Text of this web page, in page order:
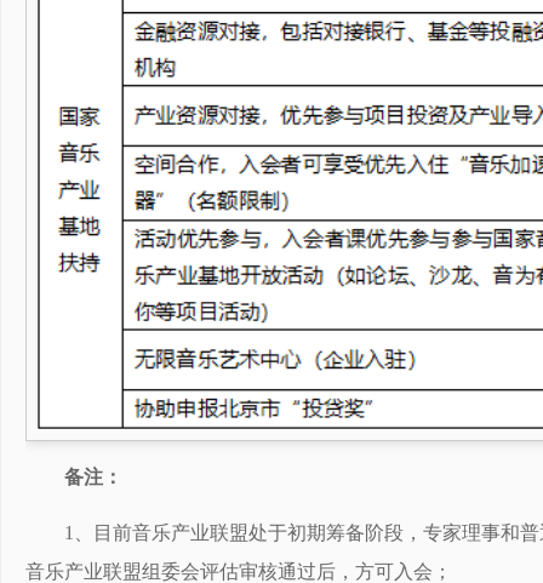
备注：
1、目前音乐产业联盟处于初期筹备阶段，专家理事和
音乐产业联盟组委会评估审核通过后，方可入会；